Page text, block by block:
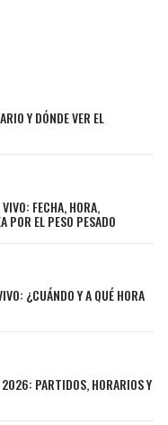
Y DÓNDE VER EL
FECHA, HORA,
POR EL PESO PESADO
¿CUÁNDO Y A QUÉ HORA
2026: PARTIDOS, HORARIOS Y